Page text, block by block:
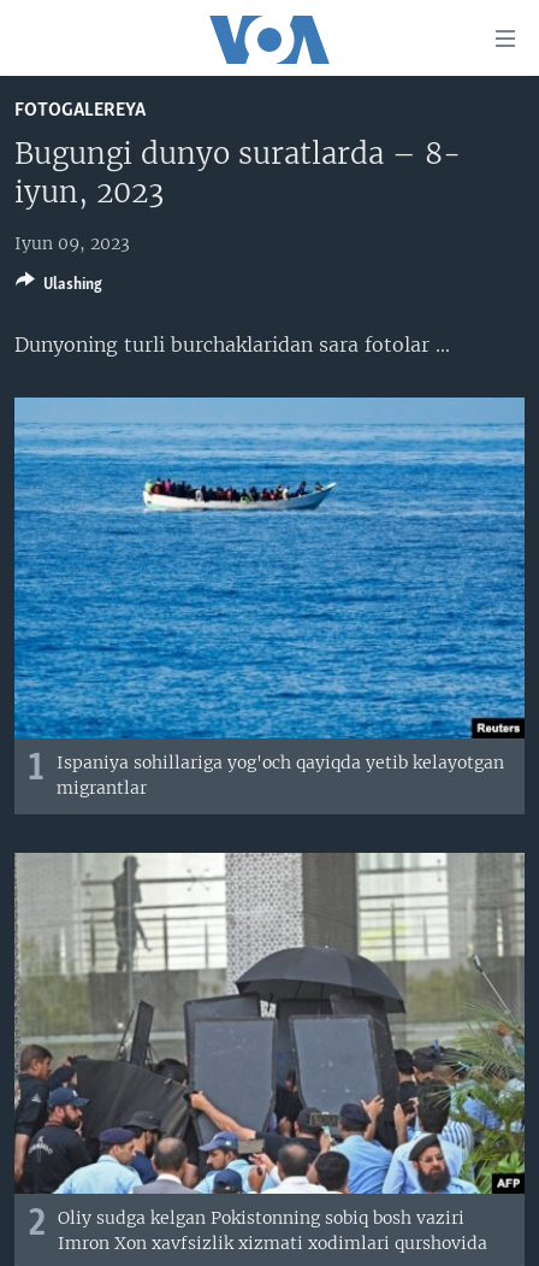
boring
Boshiga
Qidiruvga
o'ting
AMERIKA
MARKAZIY OSIYO
XALQARO
MULTIMEDIA
XALQARO HAYOT
VASHINGTON CHOYXONASI
MOBIL-SALOM!
VIDEO
XABARLAR SURATLARDA
FACEBOOK
YOUTUBE
INSTAGRAM
ODNOKLASSNIKI
TELEGRAM
TWITTER
SOUNDCLOUD
INGLIZ TILI DARSLARI
EDITORIAL
Learning English
VOA
FOTOGALEREYA
Bugungi dunyo suratlarda – 8-
iyun, 2023
Iyun 09, 2023
Dunyoning turli burchaklaridan sara fotolar​ ...
1
Ispaniya sohillariga yog'och qayiqda yetib kelayotgan
migrantlar
2
Oliy sudga kelgan Pokistonning sobiq bosh vaziri
Imron Xon xavfsizlik xizmati xodimlari qurshovida
Ulashing